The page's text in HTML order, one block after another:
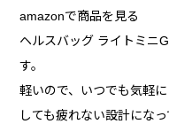
amazonで商品を見る
ヘルスバッグ ライトミニ
す。
軽いので、いつでも気軽
しても疲れない設計になっ